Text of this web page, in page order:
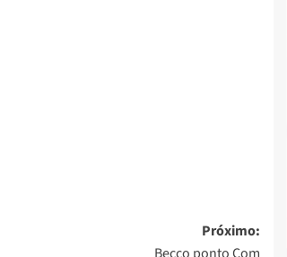
Próximo: